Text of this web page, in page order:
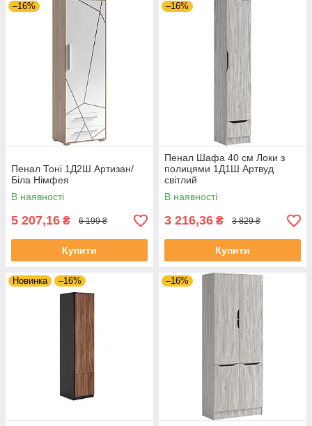
–16%
Пенал Тоні 1Д2Ш Артизан/
Біла Німфея
В наявності
5 207,16 ₴ 6 199 ₴
Купити
–16%
Пенал Шафа 40 см Локи з
полицями 1Д1Ш Артвуд
світлий
В наявності
3 216,36 ₴ 3 829 ₴
Купити
Новинка –16% –16%